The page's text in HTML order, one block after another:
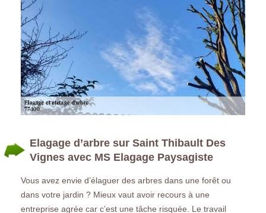
Elagage d’arbre sur Saint Thibault Des
Vignes avec MS Elagage Paysagiste
Vous avez envie d’élaguer des arbres dans une forêt ou
dans votre jardin ? Mieux vaut avoir recours à une
entreprise agrée car c’est une tâche risquée. Le travail